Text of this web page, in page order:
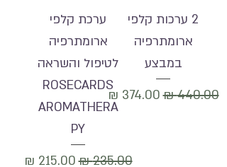
2 ערכות קלפי
ארומתרפיה
במבצע
מחיר רגיל‏440.00 ‏₪ מחיר מבצע
ערכת קלפי
ארומתרפיה
לטיפול והשראה
ROSECARDS
AROMATHERA
PY
מחיר רגיל‏235.00 ‏₪ מחיר מבצע